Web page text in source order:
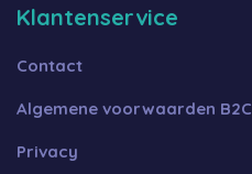
Klantenservice
Contact
Algemene voorwaarden B2C
Privacy